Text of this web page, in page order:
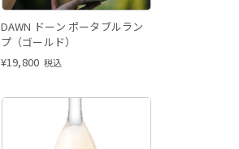
DAWN ドーン ポータブルラン
プ（ゴールド）
¥19,800 税込